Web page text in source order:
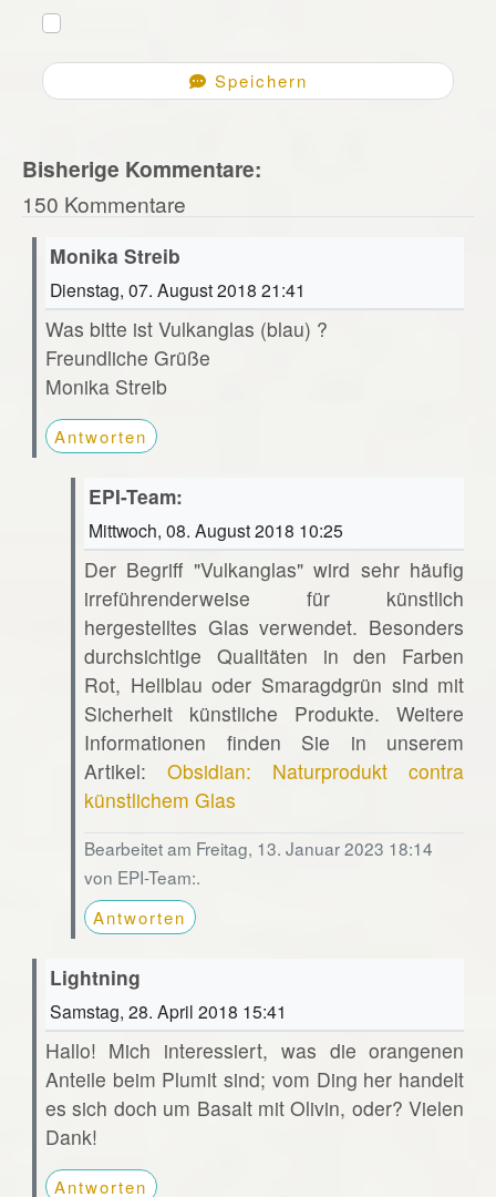
Speichern
Bisherige Kommentare:
150 Kommentare
Monika Streib
Dienstag, 07. August 2018 21:41
Was bitte ist Vulkanglas (blau) ?
Freundliche Grüße
Monika Streib
Antworten
EPI-Team:
Mittwoch, 08. August 2018 10:25
Der Begriff "Vulkanglas" wird sehr häufig
irreführenderweise für künstlich
hergestelltes Glas verwendet. Besonders
durchsichtige Qualitäten in den Farben
Rot, Hellblau oder Smaragdgrün sind mit
Sicherheit künstliche Produkte. Weitere
Informationen finden Sie in unserem
Artikel:Obsidian: Naturprodukt contra
künstlichem Glas
Bearbeitet am Freitag, 13. Januar 2023 18:14
von EPI-Team:.
Antworten
Lightning
Samstag, 28. April 2018 15:41
Hallo! Mich interessiert, was die orangenen
Anteile beim Plumit sind; vom Ding her handelt
es sich doch um Basalt mit Olivin, oder? Vielen
Dank!
Antworten